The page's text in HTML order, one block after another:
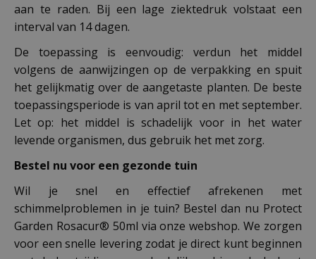
aan te raden. Bij een lage ziektedruk volstaat een
interval van 14 dagen.
De toepassing is eenvoudig: verdun het middel
volgens de aanwijzingen op de verpakking en spuit
het gelijkmatig over de aangetaste planten. De beste
toepassingsperiode is van april tot en met september.
Let op: het middel is schadelijk voor in het water
levende organismen, dus gebruik het met zorg.
Bestel nu voor een gezonde tuin
Wil je snel en effectief afrekenen met
schimmelproblemen in je tuin? Bestel dan nu Protect
Garden Rosacur® 50ml via onze webshop. We zorgen
voor een snelle levering zodat je direct kunt beginnen